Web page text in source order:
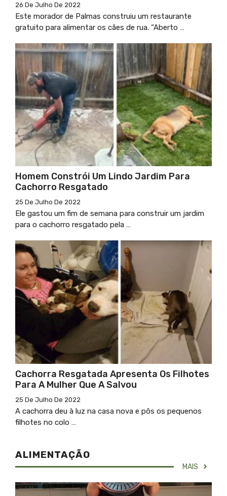
26 De Julho De 2022
Este morador de Palmas construiu um restaurante
gratuito para alimentar os cães de rua. “Aberto …
Homem Constrói Um Lindo Jardim Para
Cachorro Resgatado
25 De Julho De 2022
Ele gastou um fim de semana para construir um jardim
para o cachorro resgatado pela …
Cachorra Resgatada Apresenta Os Filhotes
Para A Mulher Que A Salvou
25 De Julho De 2022
A cachorra deu à luz na casa nova e pôs os pequenos
filhotes no colo …
ALIMENTAÇÃO
MAIS